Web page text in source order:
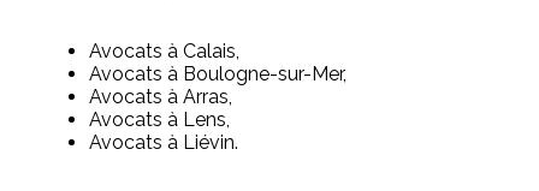
Avocats à Calais,
Avocats à Boulogne-sur-Mer,
Avocats à Arras,
Avocats à Lens,
Avocats à Liévin.